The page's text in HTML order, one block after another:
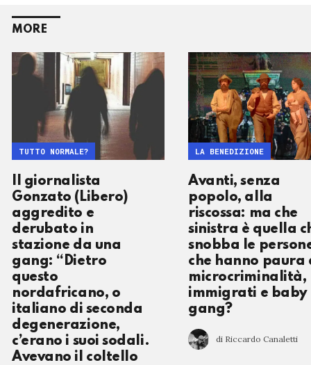
MORE
Il giornalista
Gonzato (Libero)
aggredito e
derubato in
stazione da una
gang: “Dietro
questo
nordafricano, o
italiano di seconda
degenerazione,
c’erano i suoi sodali.
Avevano il coltello
TUTTO NORMALE?
Avanti, senza
popolo, alla
riscossa: ma che
sinistra è quella
snobba le
che hanno paura
microcriminalità,
immigrati e baby
gang?
di Riccardo Canaletti
LA BENEDIZIONE